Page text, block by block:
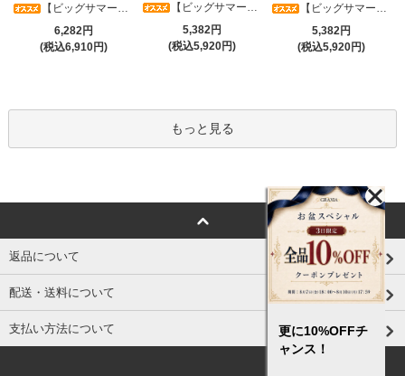
【ビッグサマーセール対象品】アシメカシュクール7分袖ワンピース(キャバドレス・CABARETDRESS)
6,282円
(税込6,910円)
【ビッグサマーセール対象品】光沢シアースリーブが軽やかなカシュクールVネックドレープミディドレス(キャバドレス・CABARETDRESS)
5,382円
(税込5,920円)
【ビッグサマーセール対象品】ラグジュアリーオーナメントレースパフスリーブワンピース(キャバドレス・CABARETDRESS)
5,382円
(税込5,920円)
もっと見る
返品について
配送・送料について
支払い方法について
更に10%OFFチ
ャンス！